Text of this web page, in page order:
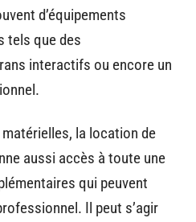
d’équipements
tels que des
interactifs ou encore un
la location de
aussi accès à toute une
qui peuvent
Il peut s’agir